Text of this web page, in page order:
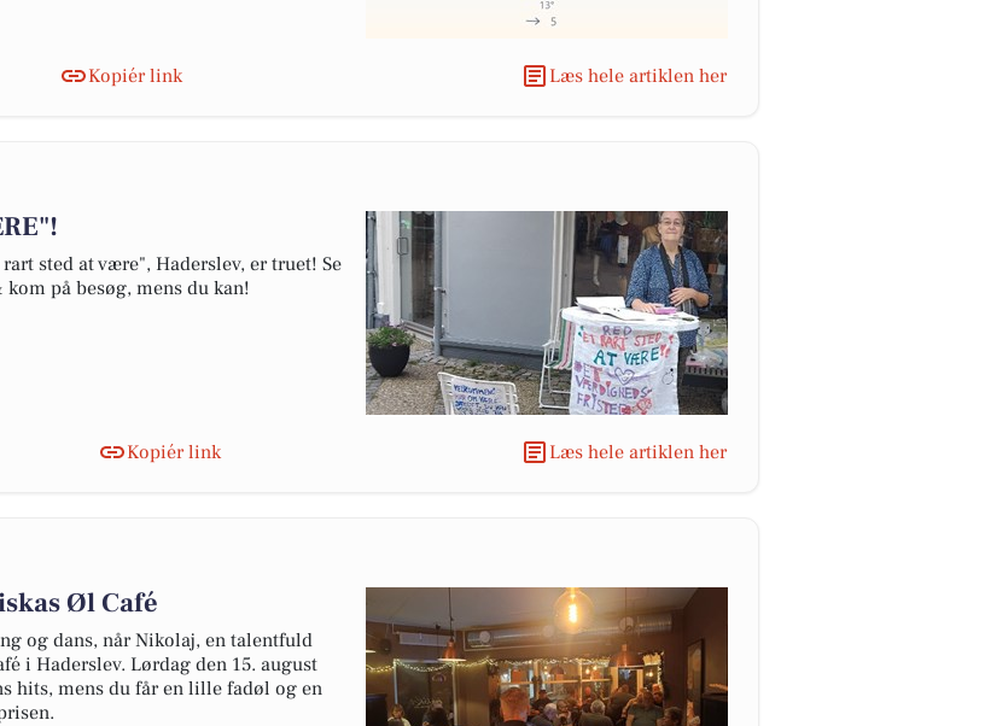
Kopiér link Læs hele artiklen her
sted at være", Haderslev, er truet! Se
på besøg, mens du kan!
Kopiér link Læs hele artiklen her
Øl Café
og dans, når Nikolaj, en talentfuld
i Haderslev. Lørdag den 15. august
hits, mens du får en lille fadøl og en